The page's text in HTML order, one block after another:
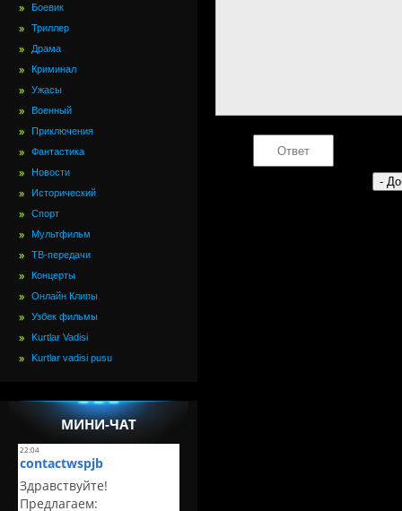
Боевик
Триллер
Драма
Криминал
Ужасы
Военный
Приключения
Фантастика
Новости
Исторический
Спорт
Мультфильм
ТВ-передачи
Концерты
Онлайн Клипы
Узбек фильмы
Kurtlar Vadisi
Kurtlar vadisi pusu
МИНИ-ЧАТ